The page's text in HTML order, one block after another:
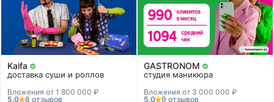
Kaifa
доставка суши и роллов
Вложения от 1 800 000 ₽
5.0
8 отзывов
GASTRONOM
студия маникюра
Вложения от 3 000 000 ₽
5.0
9 отзывов